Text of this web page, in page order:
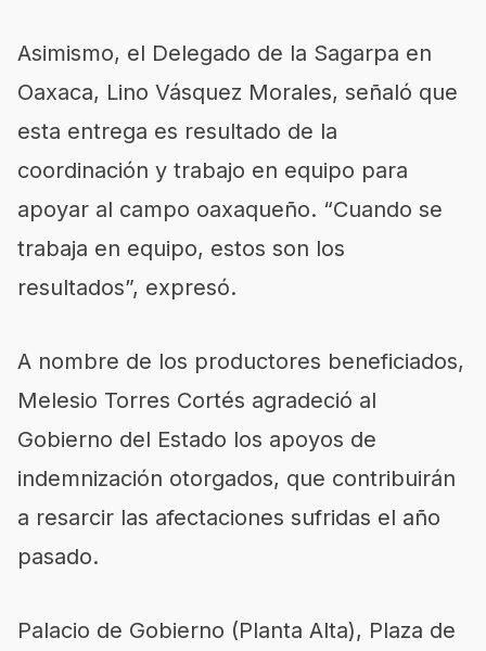
Asimismo, el Delegado de la Sagarpa en
Oaxaca, Lino Vásquez Morales, señaló que
esta entrega es resultado de la
coordinación y trabajo en equipo para
apoyar al campo oaxaqueño. “Cuando se
trabaja en equipo, estos son los
resultados”, expresó.
A nombre de los productores beneficiados,
Melesio Torres Cortés agradeció al
Gobierno del Estado los apoyos de
indemnización otorgados, que contribuirán
a resarcir las afectaciones sufridas el año
pasado.
Palacio de Gobierno (Planta Alta), Plaza de